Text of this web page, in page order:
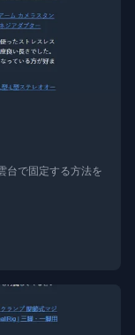
台で固定する方法を